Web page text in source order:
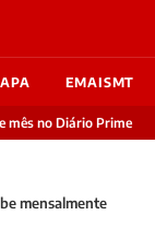
EMAISMT
mês no Diário Prime
mensalmente